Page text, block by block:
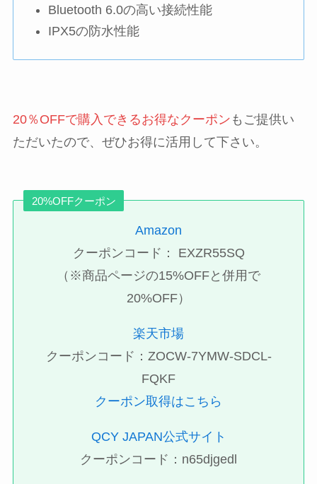
Bluetooth 6.0の高い接続性能
IPX5の防水性能
20％OFFで購入できるお得なクーポン もご提供い
ただいたので、ぜひお得に活用して下さい。
20%OFFクーポン
Amazon
クーポンコード： EXZR55SQ
（※商品ページの15%OFFと併用で
20%OFF）
楽天市場
クーポンコード：ZOCW-7YMW-SDCL-
FQKF
クーポン取得はこちら
QCY JAPAN公式サイト
クーポンコード：n65djgedl